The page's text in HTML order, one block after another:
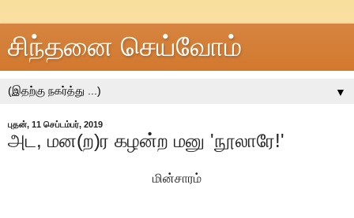
சிந்தனை செய்வோம்
▼
புதன், 11 செப்டம்பர், 2019
அட, மன(ற)ர கழன்ற மனு 'நூலாரே!'
மின்சாரம்